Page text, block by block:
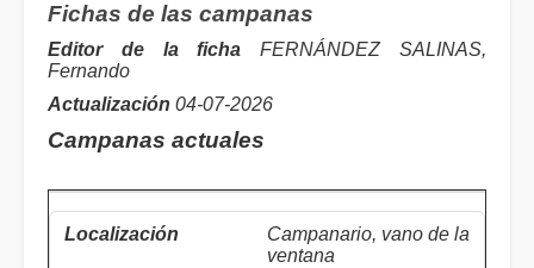
Fichas de las campanas
Editor de la ficha FERNÁNDEZ SALINAS,
Fernando
Actualización 04-07-2026
Campanas actuales
Campanario, vano de la
ventana